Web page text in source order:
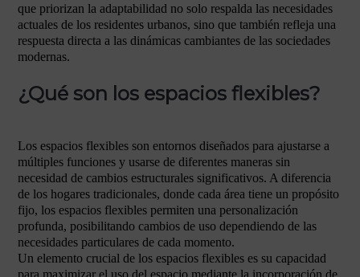
que priorizan la adaptabilidad no solo respalda las necesidades
actuales de los residentes urbanos, sino que también refleja una
respuesta directa a las dinámicas cambiantes de las sociedades
modernas.
¿Qué son los espacios flexibles?
Los espacios flexibles son entornos diseñados para ajustarse a
múltiples funciones y usarse de diferentes maneras sin
necesidad de cambios estructurales significativos. A diferencia
de los hogares tradicionales, donde cada área tiene un propósito
fijo, los espacios flexibles permiten una personalización
profunda, posibilitando cambios de uso dependiendo de las
necesidades particulares de cada momento.
Un elemento crucial de los espacios flexibles es su capacidad
para maximizar el uso del espacio mediante la incorporación de